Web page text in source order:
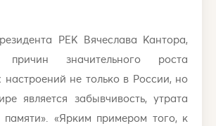
РЕК Вячеслава Кантора,
значительного роста
настроений не только в России, но
является забывчивость, утрата
памяти». «Ярким примером того, к